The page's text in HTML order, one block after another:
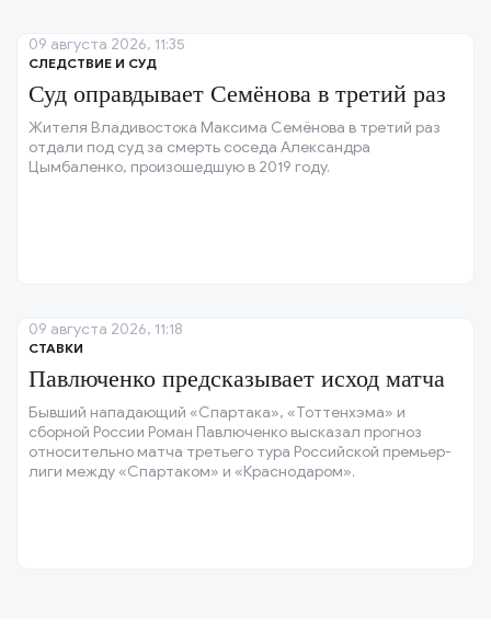
СЛЕДСТВИЕ И СУД
Суд оправдывает Семёнова в третий раз
Жителя Владивостока Максима Семёнова в третий раз
отдали под суд за смерть соседа Александра
Цымбаленко, произошедшую в 2019 году.
09 августа 2026, 11:35
СТАВКИ
Павлюченко предсказывает исход матча
Бывший нападающий «Спартака», «Тоттенхэма» и
сборной России Роман Павлюченко высказал прогноз
относительно матча третьего тура Российской премьер-
лиги между «Спартаком» и «Краснодаром».
09 августа 2026, 11:18